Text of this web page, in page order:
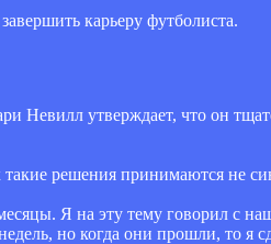
карьеру футболиста.
Невилл утверждает, что он
решения принимаются не
Я на эту тему говорил с
но когда они прошли, то я